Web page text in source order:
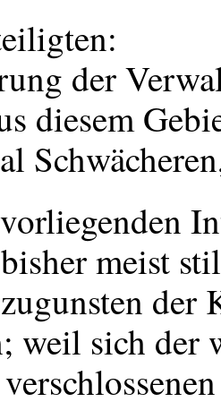
der
diesem
meist
der
weil sich der